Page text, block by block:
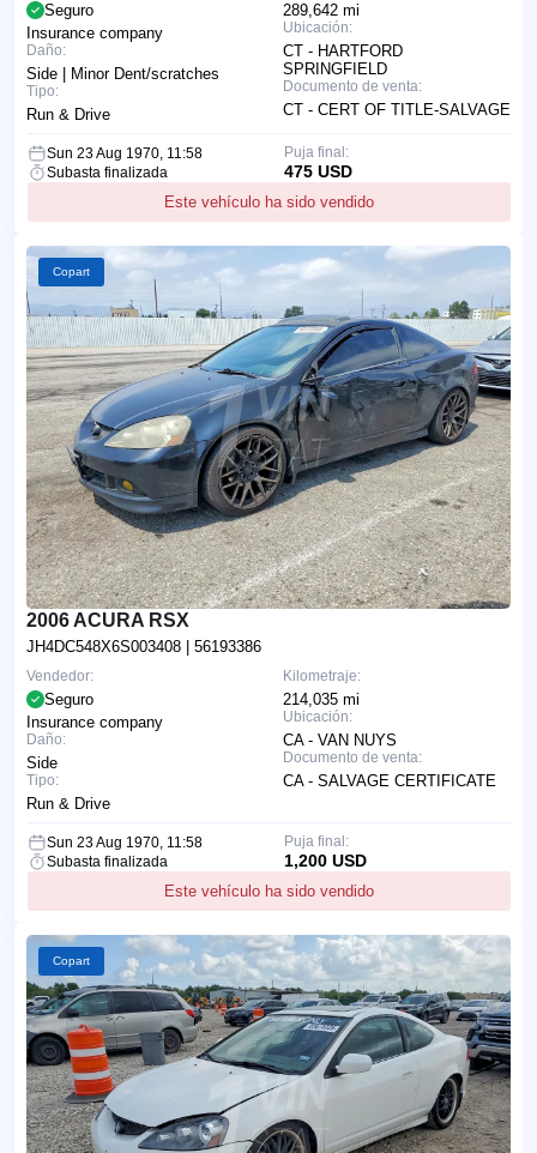
289,642 mi
Ubicación:
CT - HARTFORD
SPRINGFIELD
Documento de venta:
CT - CERT OF TITLE-SALVAGE
Seguro
Insurance company
Daño:
Side | Minor Dent/scratches
Tipo:
Run & Drive
Sun 23 Aug 1970, 11:58
Subasta finalizada
Este vehículo ha sido vendido
Puja final:
475 USD
Copart
2006 ACURA RSX
JH4DC548X6S003408 | 56193386
Kilometraje:
214,035 mi
Ubicación:
CA - VAN NUYS
Documento de venta:
CA - SALVAGE CERTIFICATE
Vendedor:
Seguro
Insurance company
Daño:
Side
Tipo:
Run & Drive
Sun 23 Aug 1970, 11:58
Subasta finalizada
Este vehículo ha sido vendido
Puja final:
1,200 USD
Copart